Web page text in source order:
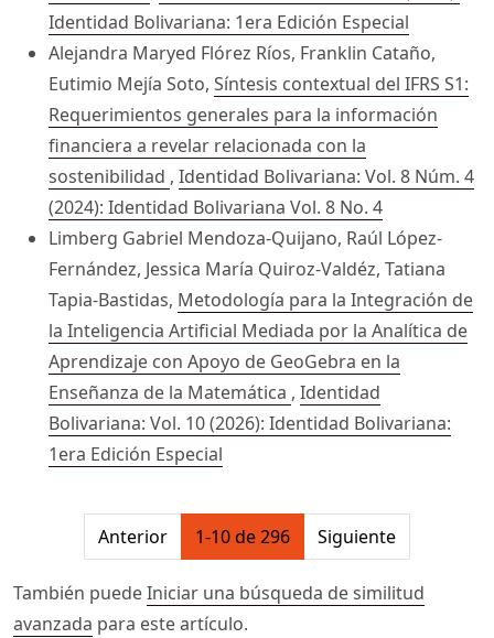
Identidad Bolivariana: 1era Edición Especial
Alejandra Maryed Flórez Ríos, Franklin Cataño,
Eutimio Mejía Soto, Síntesis contextual del IFRS S1:
Requerimientos generales para la información
financiera a revelar relacionada con la
sostenibilidad , Identidad Bolivariana: Vol. 8 Núm. 4
(2024): Identidad Bolivariana Vol. 8 No. 4
Limberg Gabriel Mendoza-Quijano, Raúl López-
Fernández, Jessica María Quiroz-Valdéz, Tatiana
Tapia-Bastidas, Metodología para la Integración de
la Inteligencia Artificial Mediada por la Analítica de
Aprendizaje con Apoyo de GeoGebra en la
Enseñanza de la Matemática , Identidad
Bolivariana: Vol. 10 (2026): Identidad Bolivariana:
1era Edición Especial
##issue.pagination##
Anterior 1-10 de 296 Siguiente
También puedeIniciar una búsqueda de similitud
avanzada para este artículo.